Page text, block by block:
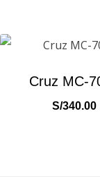
Cruz MC-
S/340.00